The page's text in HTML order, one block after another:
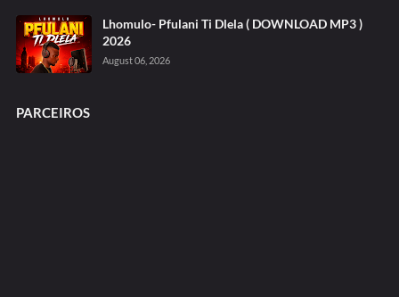
Lhomulo- Pfulani Ti Dlela ( DOWNLOAD MP3 )
2026
August 06, 2026
PARCEIROS